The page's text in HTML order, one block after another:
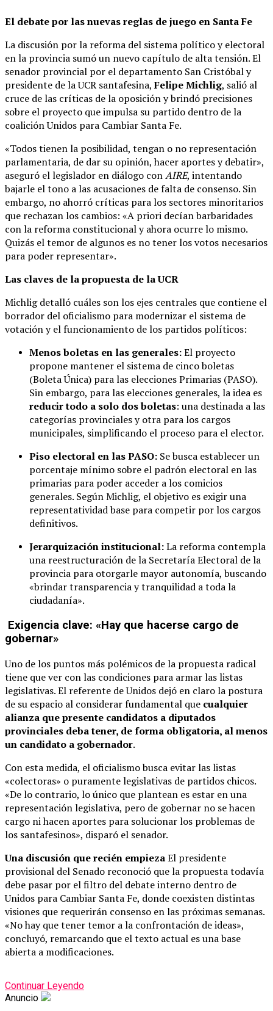
El debate por las nuevas reglas de juego en Santa Fe
La discusión por la reforma del sistema político y electoral
en la provincia sumó un nuevo capítulo de alta tensión. El
senador provincial por el departamento San Cristóbal y
presidente de la UCR santafesina,Felipe Michlig, salió al
cruce de las críticas de la oposición y brindó precisiones
sobre el proyecto que impulsa su partido dentro de la
coalición Unidos para Cambiar Santa Fe.
«Todos tienen la posibilidad, tengan o no representación
parlamentaria, de dar su opinión, hacer aportes y debatir»,
aseguró el legislador en diálogo conAIRE, intentando
bajarle el tono a las acusaciones de falta de consenso. Sin
embargo, no ahorró críticas para los sectores minoritarios
que rechazan los cambios: «A priori decían barbaridades
con la reforma constitucional y ahora ocurre lo mismo.
Quizás el temor de algunos es no tener los votos necesarios
para poder representar».
Las claves de la propuesta de la UCR
Michlig detalló cuáles son los ejes centrales que contiene el
borrador del oficialismo para modernizar el sistema de
votación y el funcionamiento de los partidos políticos:
Menos boletas en las generales:El proyecto
propone mantener el sistema de cinco boletas
(Boleta Única) para las elecciones Primarias (PASO).
Sin embargo, para las elecciones generales, la idea es
reducir todo a solo dos boletas: una destinada a las
categorías provinciales y otra para los cargos
municipales, simplificando el proceso para el elector.
Piso electoral en las PASO: Se busca establecer un
porcentaje mínimo sobre el padrón electoral en las
primarias para poder acceder a los comicios
generales. Según Michlig, el objetivo es exigir una
representatividad base para competir por los cargos
definitivos.
Jerarquización institucional:La reforma contempla
una reestructuración de la Secretaría Electoral de la
provincia para otorgarle mayor autonomía, buscando
«brindar transparencia y tranquilidad a toda la
ciudadanía».
Exigencia clave: «Hay que hacerse cargo de
gobernar»
Uno de los puntos más polémicos de la propuesta radical
tiene que ver con las condiciones para armar las listas
legislativas. El referente de Unidos dejó en claro la postura
de su espacio al considerar fundamental que cualquier
alianza que presente candidatos a diputados
provinciales deba tener, de forma obligatoria, al menos
un candidato a gobernador.
Con esta medida, el oficialismo busca evitar las listas
«colectoras» o puramente legislativas de partidos chicos.
«De lo contrario, lo único que plantean es estar en una
representación legislativa, pero de gobernar no se hacen
cargo ni hacen aportes para solucionar los problemas de
los santafesinos», disparó el senador.
Una discusión que recién empiezaEl presidente
provisional del Senado reconoció que la propuesta todavía
debe pasar por el filtro del debate interno dentro de
Unidos para Cambiar Santa Fe, donde coexisten distintas
visiones que requerirán consenso en las próximas semanas.
«No hay que tener temor a la confrontación de ideas»,
concluyó, remarcando que el texto actual es una base
abierta a modificaciones.
Continuar Leyendo
Anuncio